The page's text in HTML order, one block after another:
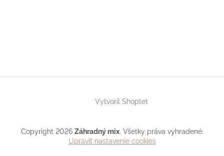
Vytvoril Shoptet
Copyright 2026 Záhradný mix. Všetky práva vyhradené.
Upraviť nastavenie cookies